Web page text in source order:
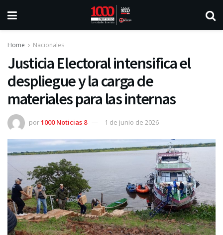
Home Nacionales
Justicia Electoral intensifica el
despliegue y la carga de
materiales para las internas
por1000 Noticias 8 1 de junio de 2026